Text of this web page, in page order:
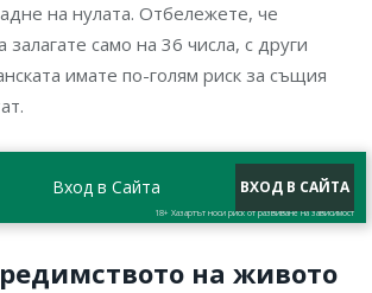
на нулата. Отбележете, че
само на 36 числа, с други
имате по-голям риск за същия
Вход в Сайта ВХОД В САЙТА
18+ Хазартът носи риск от развиване на зависимост
на живото